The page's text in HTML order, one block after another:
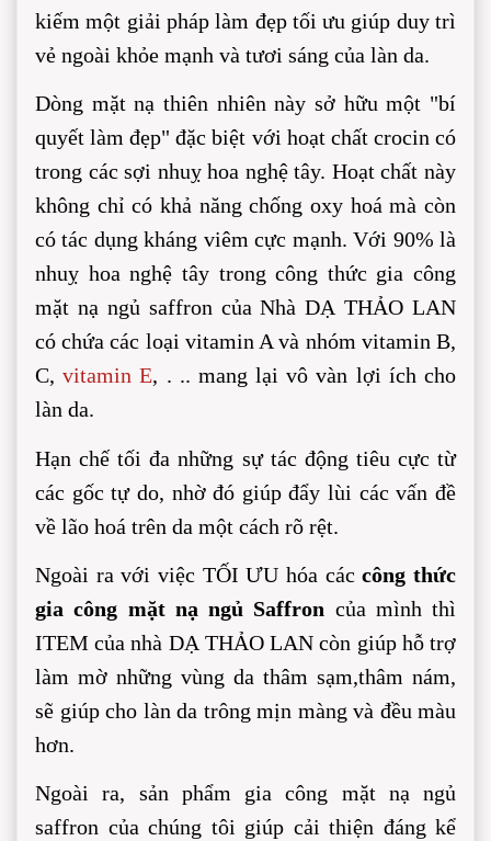
kiếm một giải pháp làm đẹp tối ưu giúp duy trì
vẻ ngoài khỏe mạnh và tươi sáng của làn da.
Dòng mặt nạ thiên nhiên này sở hữu một "bí
quyết làm đẹp" đặc biệt với hoạt chất crocin có
trong các sợi nhuỵ hoa nghệ tây. Hoạt chất này
không chỉ có khả năng chống oxy hoá mà còn
có tác dụng kháng viêm cực mạnh. Với 90% là
nhuỵ hoa nghệ tây trong công thức gia công
mặt nạ ngủ saffron của Nhà DẠ THẢO LAN
có chứa các loại vitamin A và nhóm vitamin B,
C, vitamin E, . .. mang lại vô vàn lợi ích cho
làn da.
Hạn chế tối đa những sự tác động tiêu cực từ
các gốc tự do, nhờ đó giúp đẩy lùi các vấn đề
về lão hoá trên da một cách rõ rệt.
Ngoài ra với việc TỐI ƯU hóa các công thức
gia công mặt nạ ngủ Saffron của mình thì
ITEM của nhà DẠ THẢO LAN còn giúp hỗ trợ
làm mờ những vùng da thâm sạm,thâm nám,
sẽ giúp cho làn da trông mịn màng và đều màu
hơn.
Ngoài ra, sản phẩm gia công mặt nạ ngủ
saffron của chúng tôi giúp cải thiện đáng kể